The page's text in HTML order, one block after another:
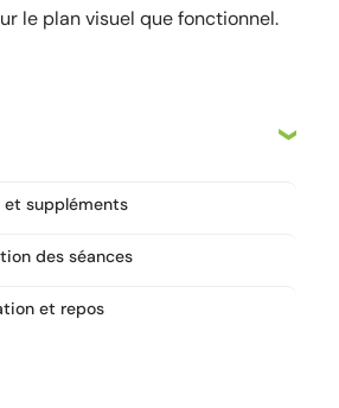
le plan visuel que fonctionnel.
suppléments
des séances
et repos